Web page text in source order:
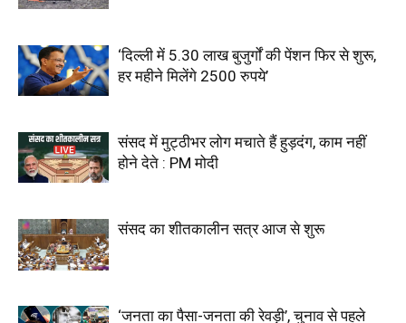
‘दिल्ली में 5.30 लाख बुजुर्गों की पेंशन फिर से शुरू,
हर महीने मिलेंगे 2500 रुपये’
संसद में मुट्ठीभर लोग मचाते हैं हुड़दंग, काम नहीं
होने देते : PM मोदी
संसद का शीतकालीन सत्र आज से शुरू
‘जनता का पैसा-जनता की रेवड़ी’, चुनाव से पहले